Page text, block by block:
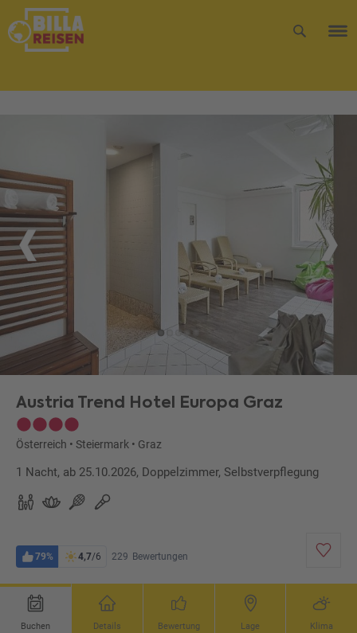
Austria Trend Hotel Europa Graz
Österreich • Steiermark • Graz
1 Nacht, ab 25.10.2026, Doppelzimmer, Selbstverpflegung
79% 4,7/6 229 Bewertungen
Buchen Details Bewertung Lage Klima